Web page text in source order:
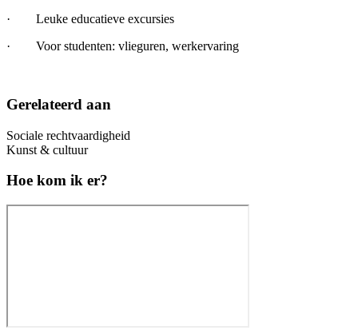
· Leuke educatieve excursies
· Voor studenten: vlieguren, werkervaring
Gerelateerd aan
Sociale rechtvaardigheid
Kunst & cultuur
Hoe kom ik er?